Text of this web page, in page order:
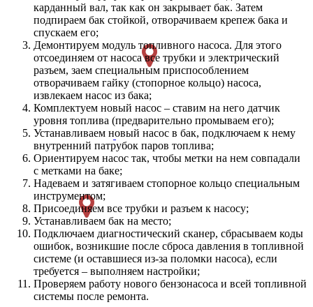
карданный вал, так как он закрывает бак. Затем
подпираем бак стойкой, отворачиваем крепеж бака и
спускаем его;
Демонтируем модуль топливного насоса. Для этого
отсоединяем от насоса все трубки и электрический
разъем, заем специальным приспособлением
отворачиваем гайку (стопорное кольцо) насоса,
извлекаем насос из бака;
Комплектуем новый насос – ставим на него датчик
уровня топлива (предварительно промываем его);
Устанавливаем новый насос в бак, подключаем к нему
внутренний патрубок паров топлива;
Ориентируем насос так, чтобы метки на нем совпадали
с метками на баке;
Надеваем и затягиваем стопорное кольцо специальным
инструментом;
Присоединяем все трубки и разъем к насосу;
Устанавливаем бак на место;
Подключаем диагностический сканер, сбрасываем коды
ошибок, возникшие после сброса давления в топливной
системе (и оставшиеся из-за поломки насоса), если
требуется – выполняем настройки;
Проверяем работу нового бензонасоса и всей топливной
системы после ремонта.